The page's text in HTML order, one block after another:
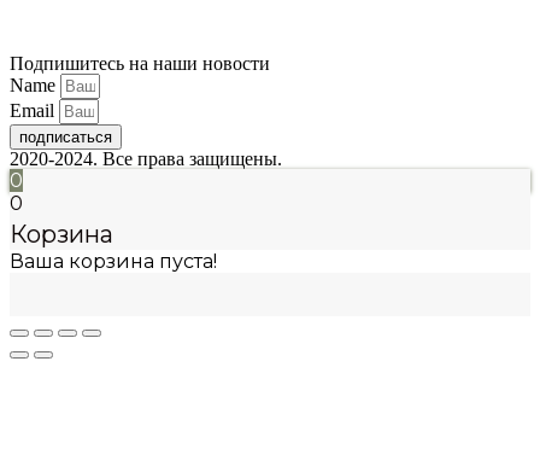
Подпишитесь на наши новости
Name
Email
подписаться
2020-2024. Все права защищены.
0
0
Корзина
Ваша корзина пуста!